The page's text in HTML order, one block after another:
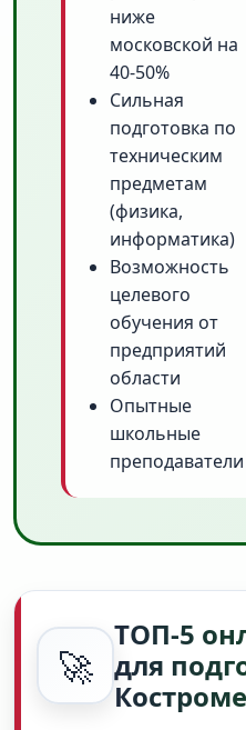
ниже
московской на
40-50%
Сильная
подготовка по
техническим
предметам
(физика,
информатика)
Возможность
целевого
обучения от
предприятий
области
Опытные
школьные
преподаватели
🚀
ТОП-5
для